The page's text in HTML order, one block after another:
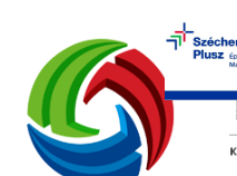
content